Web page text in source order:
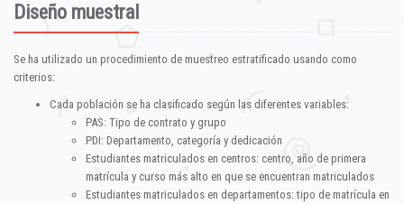
Diseño muestral
Se ha utilizado un procedimiento de muestreo estratificado usando como
criterios:
Cada población se ha clasificado según las diferentes variables:
PAS: Tipo de contrato y grupo
PDI: Departamento, categoría y dedicación
Estudiantes matriculados en centros: centro, año de primera
matrícula y curso más alto en que se encuentran matriculados
Estudiantes matriculados en departamentos: tipo de matrícula en